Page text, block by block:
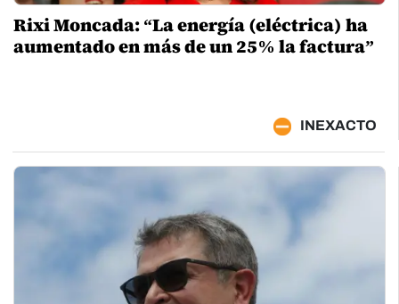
Rixi Moncada: “La energía (eléctrica) ha
aumentado en más de un 25% la factura”
INEXACTO